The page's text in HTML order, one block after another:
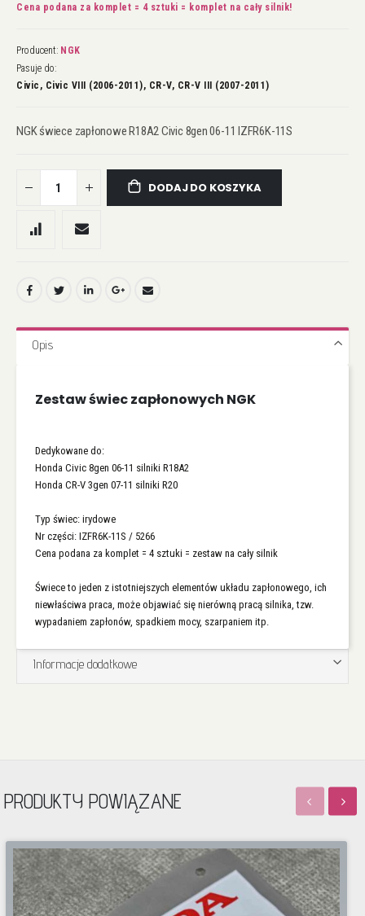
Cena podana za komplet = 4 sztuki = komplet na cały silnik!
Producent: NGK
Pasuje do:
Civic, Civic VIII (2006-2011), CR-V, CR-V III (2007-2011)
NGK świece zapłonowe R18A2 Civic 8gen 06-11 IZFR6K-11S
DODAJ DO KOSZYKA
Opis
Zestaw świec zapłonowych NGK
Dedykowane do:
Honda Civic 8gen 06-11 silniki R18A2
Honda CR-V 3gen 07-11 silniki R20
Typ świec: irydowe
Nr części: IZFR6K-11S / 5266
Cena podana za komplet = 4 sztuki = zestaw na cały silnik
Świece to jeden z istotniejszych elementów układu zapłonowego, ich
niewłaściwa praca, może objawiać się nierówną pracą silnika, tzw.
wypadaniem zapłonów, spadkiem mocy, szarpaniem itp.
Informacje dodatkowe
PRODUKTY POWIĄZANE